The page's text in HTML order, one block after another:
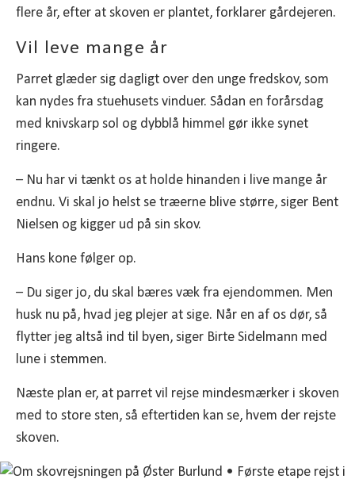
flere år, efter at skoven er plantet, forklarer gårdejeren.
Vil leve mange år
Parret glæder sig dagligt over den unge fredskov, som
kan nydes fra stuehusets vinduer. Sådan en forårsdag
med knivskarp sol og dybblå himmel gør ikke synet
ringere.
– Nu har vi tænkt os at holde hinanden i live mange år
endnu. Vi skal jo helst se træerne blive større, siger Bent
Nielsen og kigger ud på sin skov.
Hans kone følger op.
– Du siger jo, du skal bæres væk fra ejendommen. Men
husk nu på, hvad jeg plejer at sige. Når en af os dør, så
flytter jeg altså ind til byen, siger Birte Sidelmann med
lune i stemmen.
Næste plan er, at parret vil rejse mindesmærker i skoven
med to store sten, så eftertiden kan se, hvem der rejste
skoven.